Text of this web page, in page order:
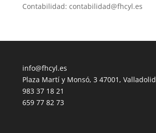
Contabilidad: contabilidad@fhcyl.es
info@fhcyl.es
Plaza Martí y Monsó, 3 47001, Valladolid
983 37 18 21
659 77 82 73